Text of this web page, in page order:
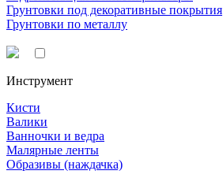
Грунтовки под декоративные покрытия
Грунтовки по металлу
Инструмент
Кисти
Валики
Ванночки и ведра
Малярные ленты
Образивы (наждачка)